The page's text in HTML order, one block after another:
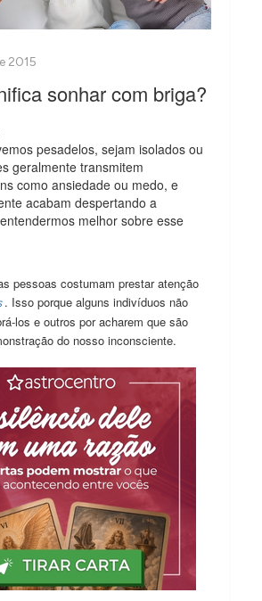
sonhar com briga?
pesadelos, sejam isolados ou
geralmente transmitem
como ansiedade ou medo, e
acabam despertando a
melhor sobre esse
pessoas costumam prestar atenção
. Isso porque alguns indivíduos não
los e outros por acharem que são
do nosso inconsciente.